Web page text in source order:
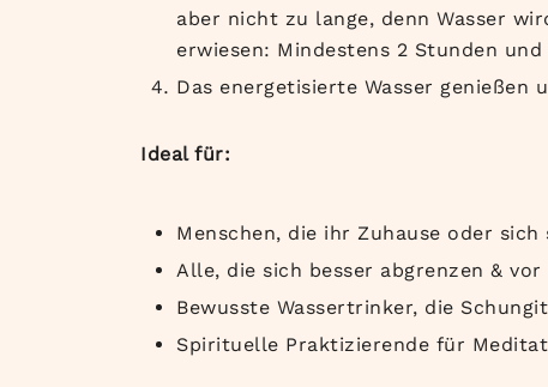
aber nicht zu lange, denn Wasser
erwiesen: Mindestens 2 Stunden und
Das energetisierte Wasser genießen
Ideal für:
Menschen, die ihr Zuhause oder
Alle, die sich besser abgrenzen &
Bewusste Wassertrinker, die
Spirituelle Praktizierende für